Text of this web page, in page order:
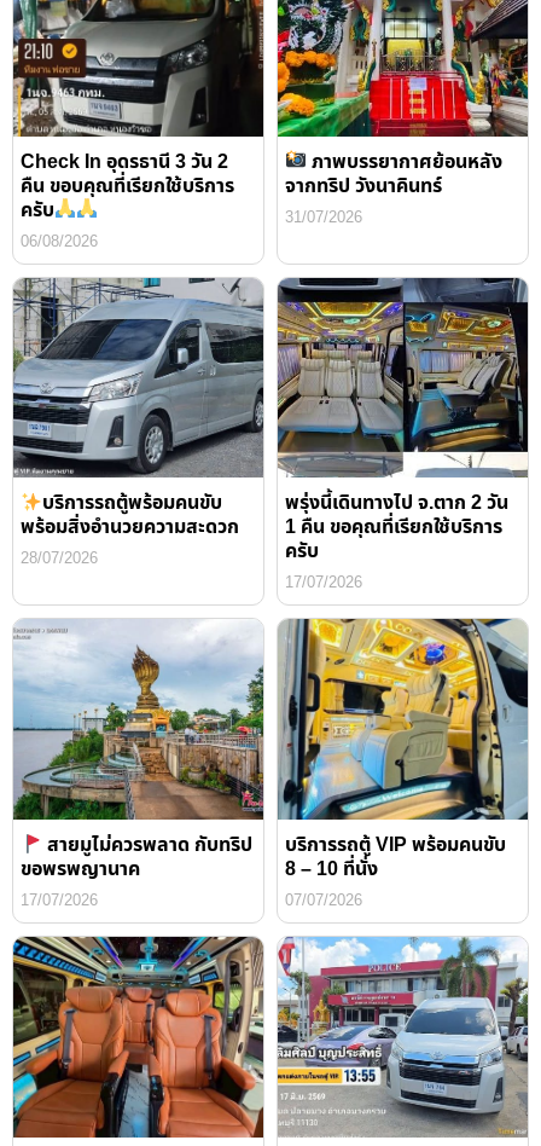
Check In อุดรธานี 3 วัน 2
คืน ขอบคุณที่เรียกใช้บริการ
ครับ
06/08/2026
ภาพบรรยากาศย้อนหลัง
จากทริป วังนาคินทร์
31/07/2026
บริการรถตู้พร้อมคนขับ
พร้อมสิ่งอำนวยความสะดวก
28/07/2026
พรุ่งนี้เดินทางไป จ.ตาก 2 วัน
1 คืน ขอคุณที่เรียกใช้บริการ
ครับ
17/07/2026
สายมูไม่ควรพลาด กับทริป
ขอพรพญานาค
17/07/2026
บริการรถตู้ VIP พร้อมคนขับ
8 – 10 ที่นั่ง
07/07/2026